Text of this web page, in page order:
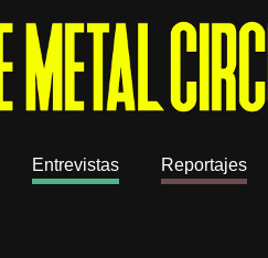
Entrevistas Reportajes